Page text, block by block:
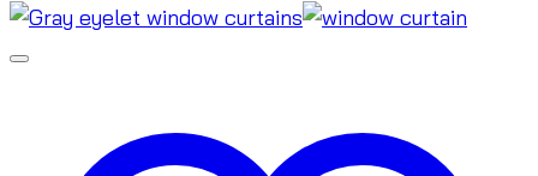
฿1,300.00.฿790.00.